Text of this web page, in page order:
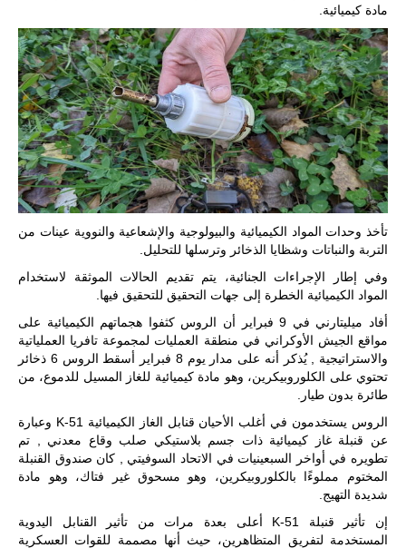
جديد لإمكانية
تقريب
المسافات بين
المؤسستين
العسكريتين في
شرق البلاد
وغربها، وسط
حضور دولي
تقوده الولايات
المتحدة وشراكة
مباشرة مع
أطراف ليبية
للمزيد
مادة كيميائية.
تأخذ وحدات المواد الكيميائية والبيولوجية والإشعاعية والنووية عينات من
التربة والنباتات وشظايا الذخائر وترسلها للتحليل.
وفي إطار الإجراءات الجنائية، يتم تقديم الحالات الموثقة لاستخدام
المواد الكيميائية الخطرة إلى جهات التحقيق للتحقيق فيها.
أفاد ميليتارني في 9 فبراير أن الروس كثفوا هجماتهم الكيميائية على
مواقع الجيش الأوكراني في منطقة العمليات لمجموعة تافريا العملياتية
والاستراتيجية ,
يُذكر أنه على مدار يوم 8 فبراير أسقط الروس 6 ذخائر
تحتوي على الكلوروبيكرين، وهو مادة كيميائية للغاز المسيل للدموع، من
طائرة بدون طيار.
الروس يستخدمون في أغلب الأحيان قنابل الغاز الكيميائية K-51 وعبارة
عن قنبلة غاز كيميائية ذات جسم بلاستيكي صلب وقاع معدني , تم
تطويره في أواخر السبعينيات في الاتحاد السوفيتي , كان صندوق القنبلة
المختوم مملوءًا بالكلوروبيكرين، وهو مسحوق غير فتاك، وهو مادة
شديدة التهيج.
إن تأثير قنبلة K-51 أعلى بعدة مرات من تأثير القنابل اليدوية
المستخدمة لتفريق المتظاهرين، حيث أنها مصممة للقوات العسكرية